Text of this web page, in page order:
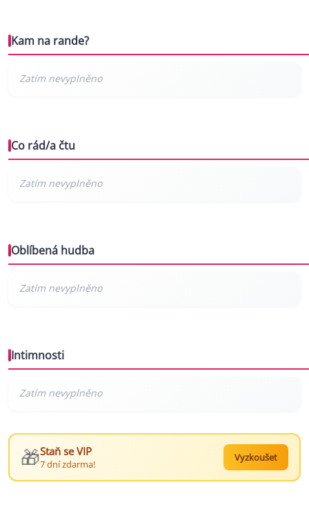
Kam na rande?
Co rád/a čtu
Oblíbená hudba
Intimnosti
🎁Staň se VIP
7 dní zdarma!
Vyzkoušet